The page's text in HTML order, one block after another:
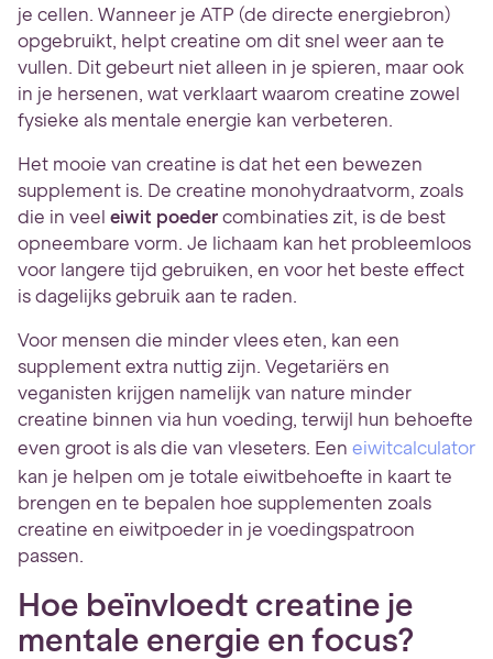
je cellen. Wanneer je ATP (de directe energiebron)
opgebruikt, helpt creatine om dit snel weer aan te
vullen. Dit gebeurt niet alleen in je spieren, maar ook
in je hersenen, wat verklaart waarom creatine zowel
fysieke als mentale energie kan verbeteren.
Het mooie van creatine is dat het een bewezen
supplement is. De creatine monohydraatvorm, zoals
die in veel eiwit poeder combinaties zit, is de best
opneembare vorm. Je lichaam kan het probleemloos
voor langere tijd gebruiken, en voor het beste effect
is dagelijks gebruik aan te raden.
Voor mensen die minder vlees eten, kan een
supplement extra nuttig zijn. Vegetariërs en
veganisten krijgen namelijk van nature minder
creatine binnen via hun voeding, terwijl hun behoefte
even groot is als die van vleseters. Een eiwitcalculator
kan je helpen om je totale eiwitbehoefte in kaart te
brengen en te bepalen hoe supplementen zoals
creatine en eiwitpoeder in je voedingspatroon
passen.
Hoe beïnvloedt creatine je
mentale energie en focus?